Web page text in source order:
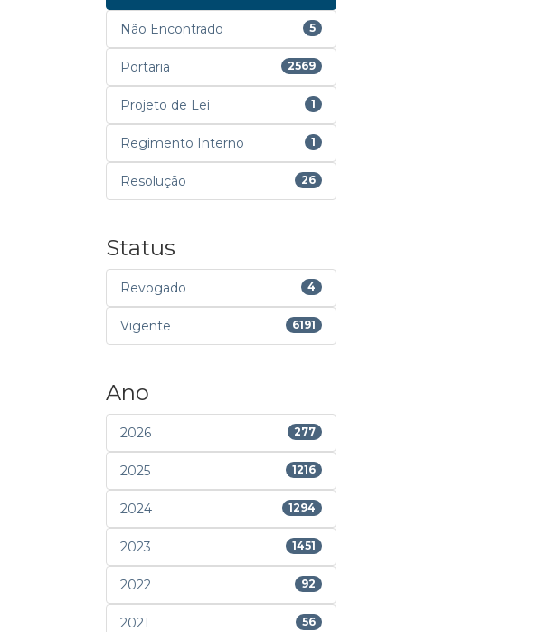
Não Encontrado 5
Portaria 2569
Projeto de Lei 1
Regimento Interno 1
Resolução 26
Status
Revogado 4
Vigente 6191
Ano
2026 277
2025 1216
2024 1294
2023 1451
2022 92
2021 56